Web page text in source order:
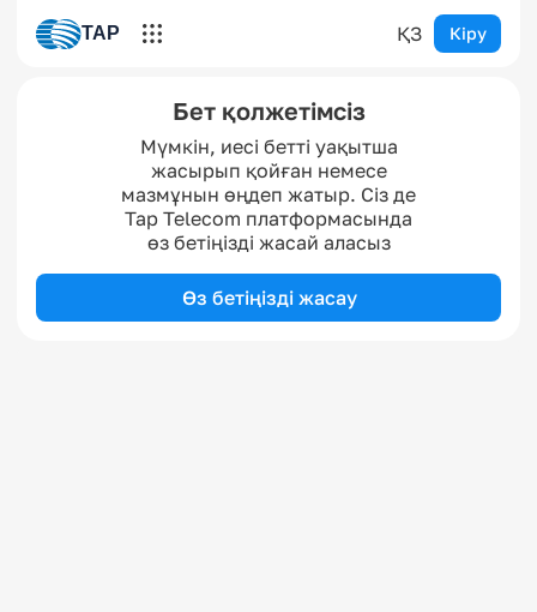
TAP ҚЗ Кіру
Бет қолжетімсіз
Мүмкін, иесі бетті уақытша
жасырып қойған немесе
мазмұнын өңдеп жатыр. Сіз де
Tap Telecom платформасында
өз бетіңізді жасай аласыз
Өз бетіңізді жасау